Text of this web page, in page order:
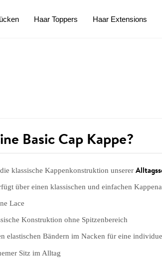
Haar Toppers Haar Extensions
Basic Cap Kappe?
klassische Kappenkonstruktion unserer
über einen klassischen und einfachen
Lace
Konstruktion ohne Spitzenbereich
elastischen Bändern im Nacken für eine
Sitz im Alltag